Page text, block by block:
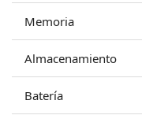
Memoria
Almacenamiento
Batería